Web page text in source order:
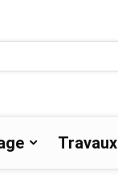
Travaux